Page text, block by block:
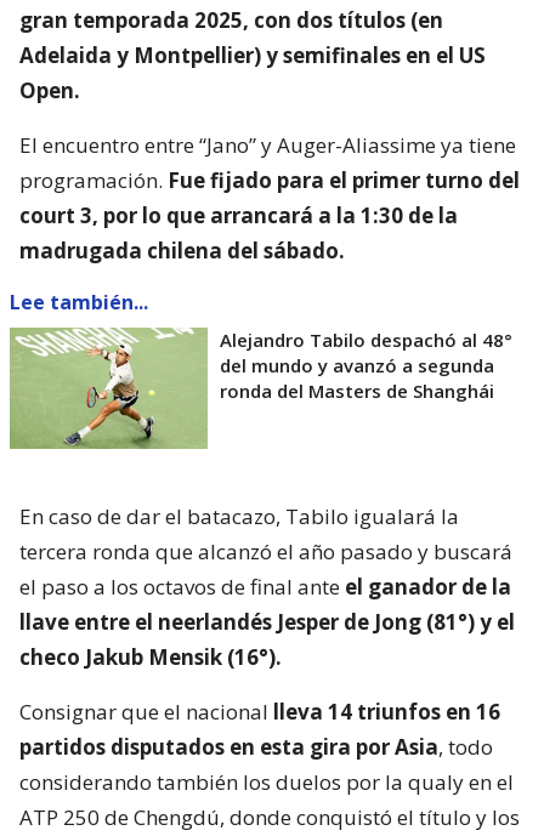
gran temporada 2025, con dos títulos (en
Adelaida y Montpellier) y semifinales en el US
Open.
El encuentro entre “Jano” y Auger-Aliassime ya tiene
programación. Fue fijado para el primer turno del
court 3, por lo que arrancará a la 1:30 de la
madrugada chilena del sábado.
Lee también...
Alejandro Tabilo despachó al 48°
del mundo y avanzó a segunda
ronda del Masters de Shanghái
En caso de dar el batacazo, Tabilo igualará la
tercera ronda que alcanzó el año pasado y buscará
el paso a los octavos de final ante el ganador de la
llave entre el neerlandés Jesper de Jong (81°) y el
checo Jakub Mensik (16°).
Consignar que el nacional lleva 14 triunfos en 16
partidos disputados en esta gira por Asia, todo
considerando también los duelos por la qualy en el
ATP 250 de Chengdú, donde conquistó el título y los